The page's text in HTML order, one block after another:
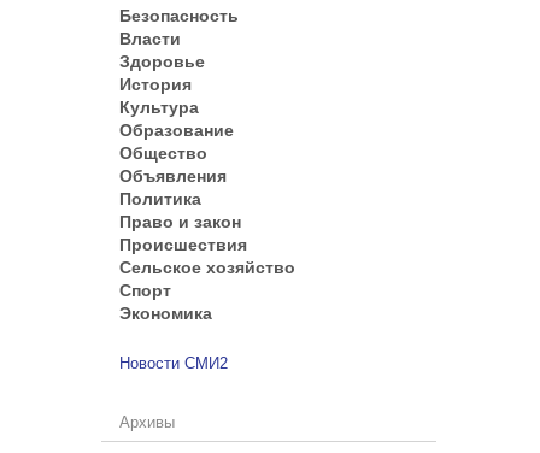
Безопасность
Власти
Здоровье
История
Культура
Образование
Общество
Объявления
Политика
Право и закон
Происшествия
Сельское хозяйство
Спорт
Экономика
Новости СМИ2
Архивы